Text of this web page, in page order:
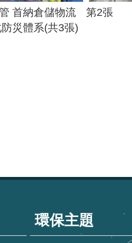
首納倉儲物流
災體系(共3張)
第2張
環保主題